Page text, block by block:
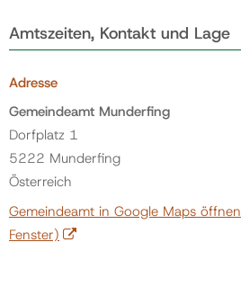
Amtszeiten, Kontakt und Lage
Adresse
Gemeindeamt Munderfing
Dorfplatz 1
5222 Munderfing
Österreich
Gemeindeamt in Google Maps öffnen
Fenster)